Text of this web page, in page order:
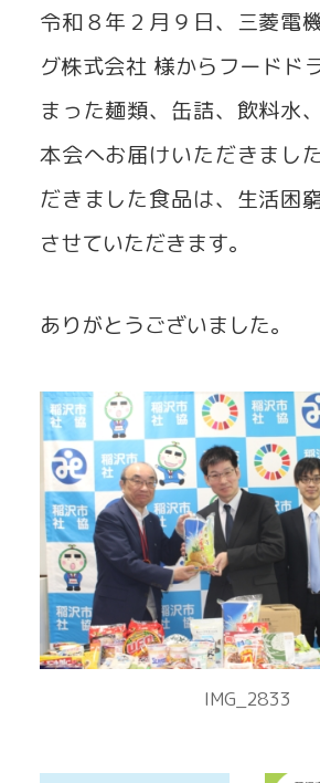
令和８年２月９日、三菱電
グ株式会社 様からフードド
まった麺類、缶詰、飲料水
本会へお届けいただきまし
だきました食品は、生活困
させていただきます。
ありがとうございました。
IMG_2833